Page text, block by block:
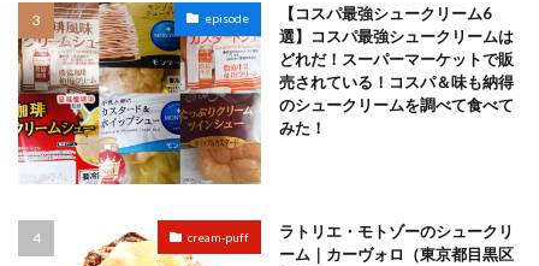
episode
【コスパ最強シュークリーム6
選】コスパ最強シュークリームは
どれだ！スーパーマーケットで販
売されている！コスパ＆味も納得
のシュークリームを調べて食べて
みた！
cream-puff
ラトリエ・モトゾーのシュークリ
ーム｜カーヴォロ（東京都目黒区